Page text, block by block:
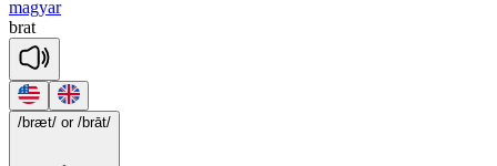
magyar
brat
/bræt/ or /brāt/